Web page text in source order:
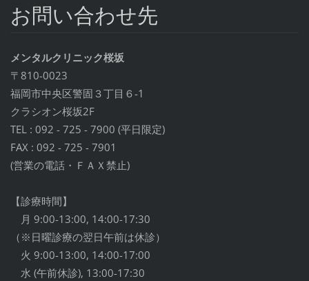
お問い合わせ先
メンタルクリニック桜坂
〒810-0023
福岡市中央区警固３丁目６-1
クラシオン桜坂2F
TEL : 092 - 725 - 7900 (平日限定)
FAX : 092 - 725 - 7901
(営業の電話・ＦＡＸ禁止)
【診療時間】
月 9:00-13:00, 14:00-17:30
（※日曜診療の翌日午前は休診）
火 9:00-13:00, 14:00-17:00
水 (午前休診), 13:00-17:30